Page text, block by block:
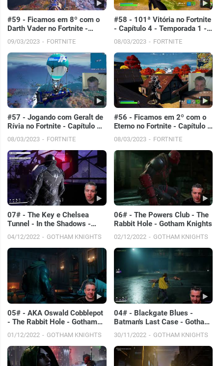
#59 - Ficamos em 8º com o
Darth Vader no Fortnite -
Capítulo 4 - Temporada 1 -
PC
09/03/2023 FORTNITE
#58 - 101ª Vitória no Fortnite
- Capítulo 4 - Temporada 1 -
PC
08/03/2023 FORTNITE
#57 - Jogando com Geralt de
Rívia no Fortnite - Capítulo 4 -
Temporada 1 - PC
08/03/2023 FORTNITE
#56 - Ficamos em 2º com o
Eterno no Fortnite - Capítulo 4
- Temporada 1 - PC
08/03/2023 FORTNITE
07# - The Key e Chelsea
Tunnel - In the Shadows -
Gotham Knights
04/12/2022 GOTHAM KNIGHTS
06# - The Powers Club - The
Rabbit Hole - Gotham Knights
02/12/2022 GOTHAM KNIGHTS
05# - AKA Oswald Cobblepot
- The Rabbit Hole - Gotham
Knights
01/12/2022 GOTHAM KNIGHTS
04# - Blackgate Blues -
Batman's Last Case - Gotham
Knights
30/11/2022 GOTHAM KNIGHTS